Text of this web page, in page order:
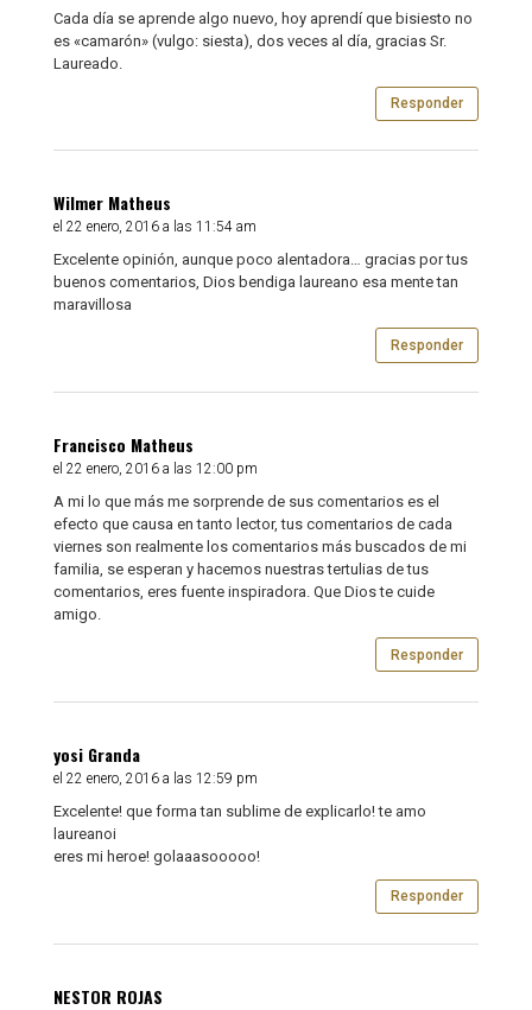
Cada día se aprende algo nuevo, hoy aprendí que bisiesto no
es «camarón» (vulgo: siesta), dos veces al día, gracias Sr.
Laureado.
Responder
Wilmer Matheus
el 22 enero, 2016 a las 11:54 am
Excelente opinión, aunque poco alentadora… gracias por tus
buenos comentarios, Dios bendiga laureano esa mente tan
maravillosa
Responder
Francisco Matheus
el 22 enero, 2016 a las 12:00 pm
A mi lo que más me sorprende de sus comentarios es el
efecto que causa en tanto lector, tus comentarios de cada
viernes son realmente los comentarios más buscados de mi
familia, se esperan y hacemos nuestras tertulias de tus
comentarios, eres fuente inspiradora. Que Dios te cuide
amigo.
Responder
yosi Granda
el 22 enero, 2016 a las 12:59 pm
Excelente! que forma tan sublime de explicarlo! te amo
laureanoi
eres mi heroe! golaaasooooo!
Responder
NESTOR ROJAS